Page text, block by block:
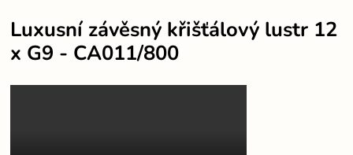
Luxusní závěsný křišťálový lustr 12
x G9 - CA011/800